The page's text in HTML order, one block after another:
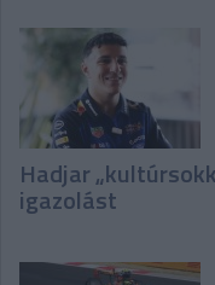
Hadjar
igazolást